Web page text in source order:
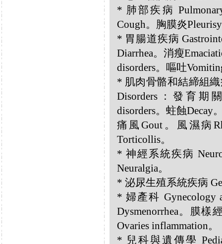
* 肺部疾病
Cough。胸膜炎
* 胃腸道疾病
Diarrhea。消瘦
disorders。嘔吐
* 肌肉骨骼和結締組織
Disorders：發育期
disorders。蛀蝕Decay
痛風Gout。風濕病
Torticollis。
* 神經系統疾病
Neuralgia。
* 泌尿生殖系統疾病
* 婦產科 Gynecology
Dysmenorrhea。膜樣
Ovaries inflammation。
* 兒科與遺傳學